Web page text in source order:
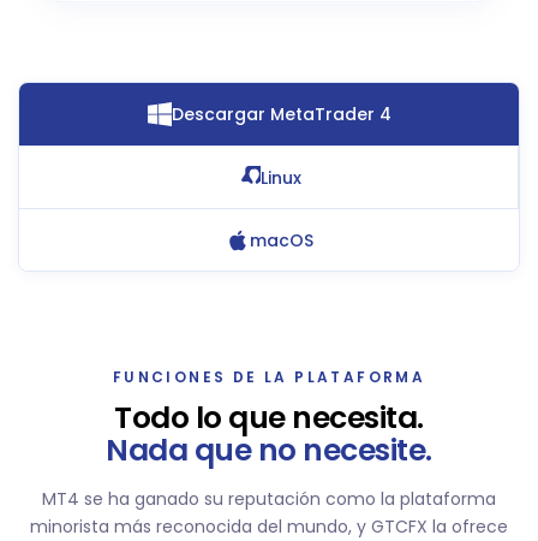
Descargar MetaTrader 4
Linux
macOS
FUNCIONES DE LA PLATAFORMA
Todo lo que necesita.
Nada que no necesite.
MT4 se ha ganado su reputación como la plataforma
minorista más reconocida del mundo, y GTCFX la ofrece